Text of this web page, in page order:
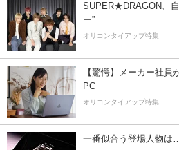
SUPER★DRAGON、
ー”
オリコンタイアップ特集
【驚愕】メーカー社
PC
オリコンタイアップ特集
一番似合う登場人物は